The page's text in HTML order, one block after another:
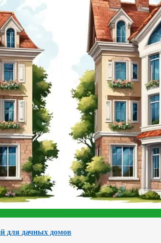
для дачных домов